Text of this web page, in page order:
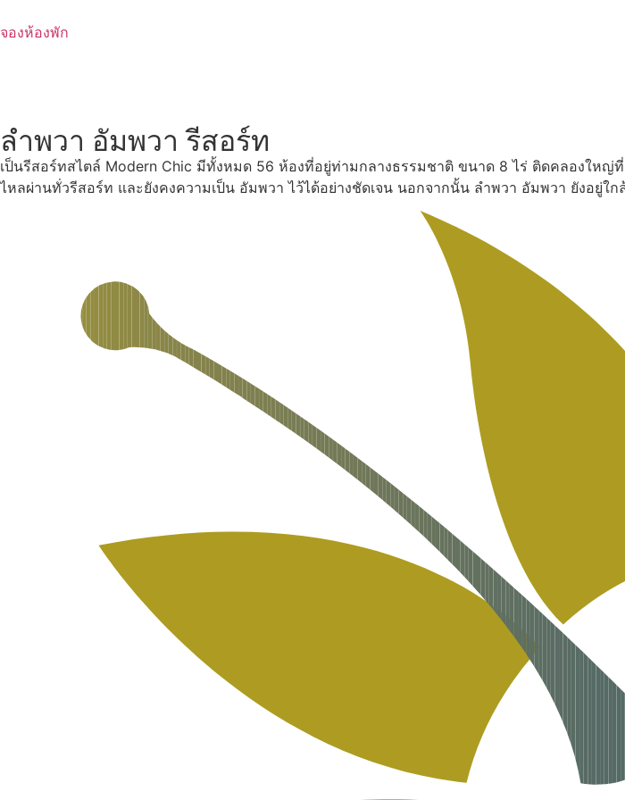
to
จองห้องพัก
ลำพวา อัมพวา รีสอร์ท
เป็นรีสอร์ทสไตล์ Modern Chic มีทั้งหมด 56 ห้องที่อยู่ท่ามกลางธรรมชาติ ขนาด 8 ไร่ ติดคลองให
ไหลผ่านทั่วรีสอร์ท และยังคงความเป็น อัมพวา ไว้ได้อย่างชัดเจน นอกจากนั้น ลำพวา อัมพวา ยังอยู่ใ